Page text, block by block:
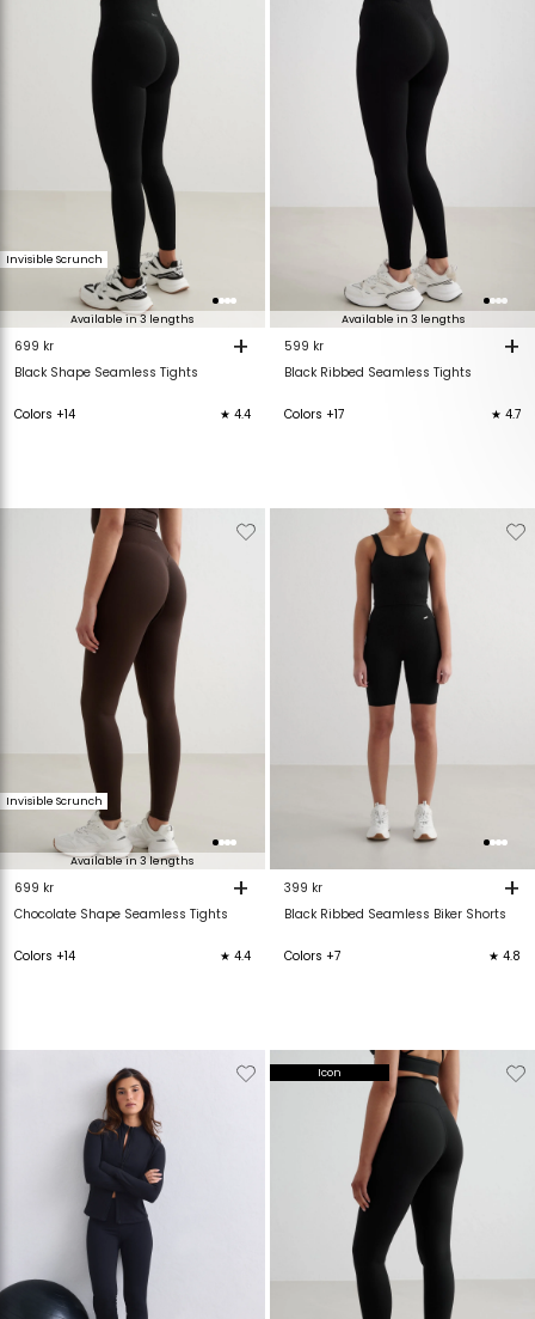
Invisible Scrunch
Available in 3 lengths
verlanglijstje
Black Shape Seamless Tights
699 kr +
Colors +14 ★ 4.4
Available in 3 lengths
verlanglijstje
Black Ribbed Seamless Tights
599 kr +
Colors +17 ★ 4.7
Invisible Scrunch
Available in 3 lengths
Toevoegen
Verwijderen
verlanglijstje
Chocolate Shape Seamless Tights
699 kr +
Colors +14 ★ 4.4
verlanglijstje
Black Ribbed Seamless Biker Shorts
399 kr +
Colors +7 ★ 4.8
Toevoegen
verlanglijstje
Icon
Verwijderen
verlanglijstje